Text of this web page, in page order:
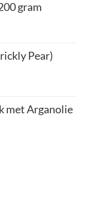
gram
Pear)
met Arganolie